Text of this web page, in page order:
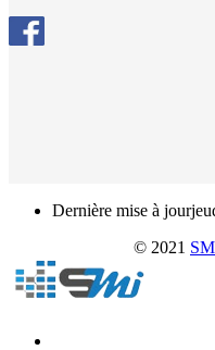
Dernière mise à
Messadine
© 2021